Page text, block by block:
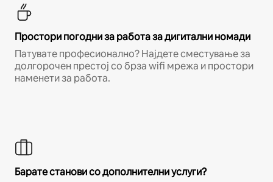
Простори погодни за работа за дигитални номади
Патувате професионално? Најдете сместување за
долгорочен престој со брза wifi мрежа и простори
наменети за работа.
Барате станови со дополнителни услуги?